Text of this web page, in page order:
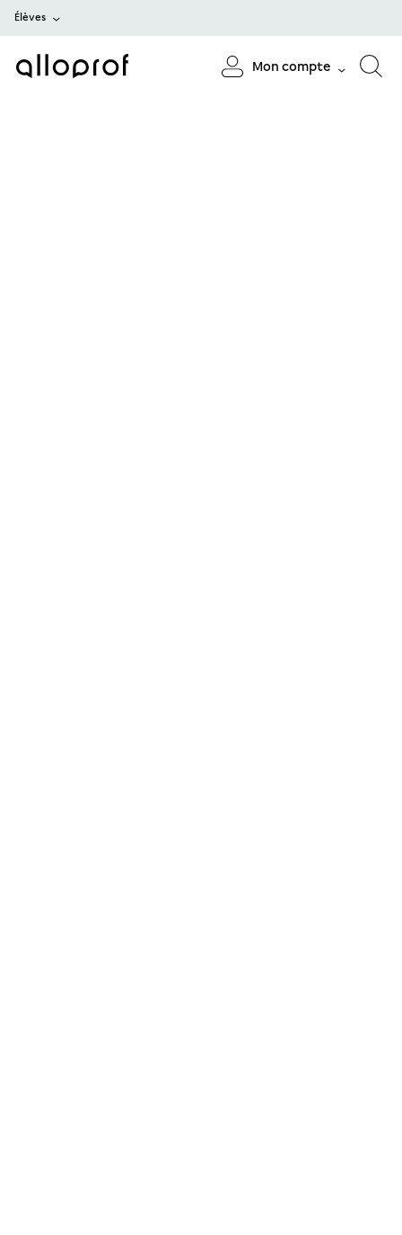
Élèves
Mon compte